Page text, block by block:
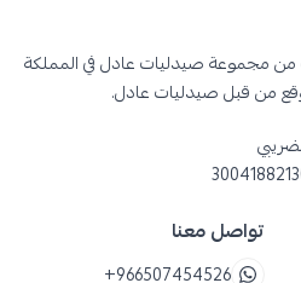
استخدمي المكيال المرفق مع عبوة حليب s26
جدول التغذية.
المحتوى تمامًا.
بها في مكان بارد
أربعة أسابيع من تاريخ
مجموعة صيدليات عادل في المملكة
من قبل صيدليات عادل.
تواصل معنا
+966507454526